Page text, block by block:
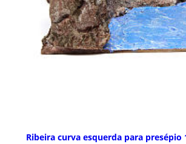
Ribeira curva esquerda para presépio